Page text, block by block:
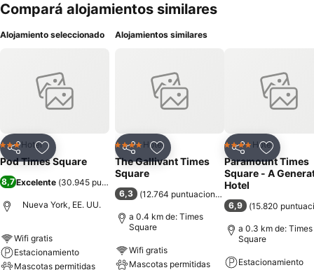
Compará alojamientos similares
Alojamiento seleccionado
CompartirAñadir a favoritos
3 Estrellas
Hotel
Pod Times Square
8,7Excelente (30.945 puntuaciones
Nueva York, EE. UU.
Wifi gratis
Estacionamiento
Mascotas permitidas
Alojamientos similares
CompartirAñadir a favoritos
4 EstrellasHotel
The Gallivant Times
Square
6,3 (12.764 puntuaciones
a 0.4 km de: Times
Square
Wifi gratis
Mascotas permitidas
CompartirAñadir
4 EstrellasHotel
Paramount Times
Square - A
Hotel
6,9 (15.820
a 0.3 km de: Times
Square
Estacionamiento